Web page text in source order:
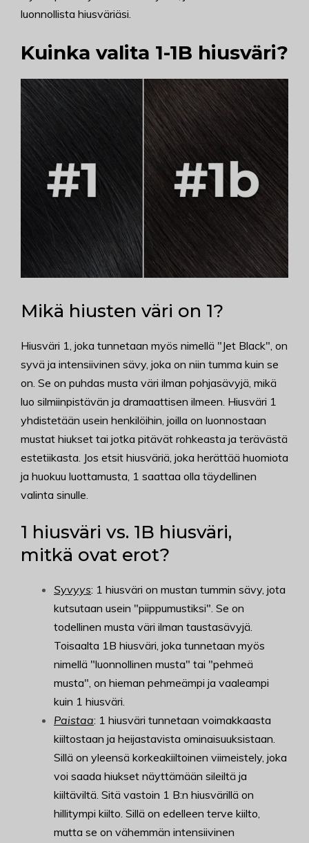
luonnollista hiusväriäsi.
Kuinka valita 1-1B hiusväri?
Mikä hiusten väri on 1?
Hiusväri 1, joka tunnetaan myös nimellä "Jet Black", on
syvä ja intensiivinen sävy, joka on niin tumma kuin se
on. Se on puhdas musta väri ilman pohjasävyjä, mikä
luo silmiinpistävän ja dramaattisen ilmeen. Hiusväri 1
yhdistetään usein henkilöihin, joilla on luonnostaan
mustat hiukset tai jotka pitävät rohkeasta ja terävästä
estetiikasta. Jos etsit hiusväriä, joka herättää huomiota
ja huokuu luottamusta, 1 saattaa olla täydellinen
valinta sinulle.
1 hiusväri vs. 1B hiusväri,
mitkä ovat erot?
Syvyys: 1 hiusväri on mustan tummin sävy, jota
kutsutaan usein "piippumustiksi". Se on
todellinen musta väri ilman taustasävyjä.
Toisaalta 1B hiusväri, joka tunnetaan myös
nimellä "luonnollinen musta" tai "pehmeä
musta", on hieman pehmeämpi ja vaaleampi
kuin 1 hiusväri.
Paistaa: 1 hiusväri tunnetaan voimakkaasta
kiiltostaan ja heijastavista ominaisuuksistaan.
Sillä on yleensä korkeakiiltoinen viimeistely, joka
voi saada hiukset näyttämään sileiltä ja
kiiltäviltä. Sitä vastoin 1 B:n hiusvärillä on
hillitympi kiilto. Sillä on edelleen terve kiilto,
mutta se on vähemmän intensiivinen